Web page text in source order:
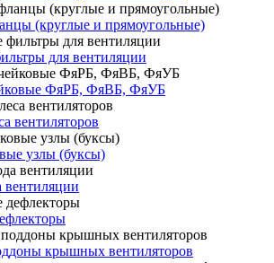
(круглые и прямоугольные)
для вентиляции
ФяРБ, ФяВБ, ФяУБ
вентиляторов
узлы (буксы)
вентиляции
крышных вентиляторов